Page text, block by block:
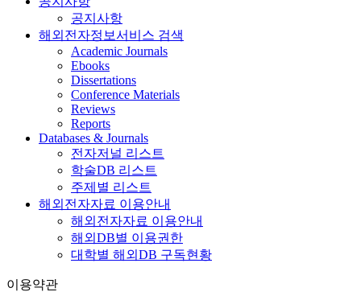
공지사항
해외전자정보서비스 검색
Academic Journals
Ebooks
Dissertations
Conference Materials
Reviews
Reports
Databases & Journals
전자저널 리스트
학술DB 리스트
주제별 리스트
해외전자자료 이용안내
해외전자자료 이용안내
해외DB별 이용권한
대학별 해외DB 구독현황
이용약관